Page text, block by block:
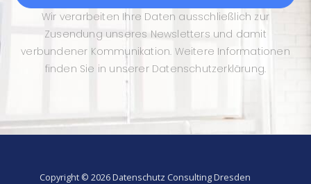
Wir verarbeiten Ihre Daten ausschließlich zur
Zusendung unseres Newsletters und damit
verbundener Kommunikation. Weitere Informationen
finden Sie in unserer Datenschutzerklärung.
Copyright © 2026 Datenschutz Consulting Dresden